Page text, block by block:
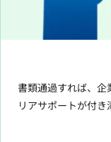
書類通過すれば、企
リアサポートが付き